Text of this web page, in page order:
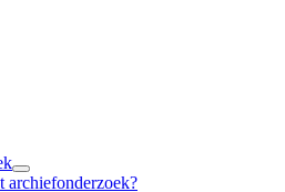
archiefonderzoek?